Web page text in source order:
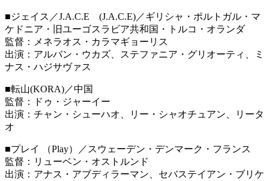
■ジェイス／J.A.C.E (J.A.C.E)／ギリシャ・ポルトガル・マ
ケドニア・旧ユーゴスラビア共和国・トルコ・オランダ
監督：メネラオス・カラマギョーリス
出演：アルバン・ウカズ、ステファニア・グリオーティ、ミ
ナス・ハジサヴァス
■転山(KORA)／中国
監督：ドゥ・ジャーイー
出演：チャン・シューハオ、リー・シャオチュアン、リータ
オ
■プレイ （Play）／スウェーデン・デンマーク・フランス
監督：リューベン・オストルンド
出演：アナス・アブディラーマン、セバステイアン・ブリケ